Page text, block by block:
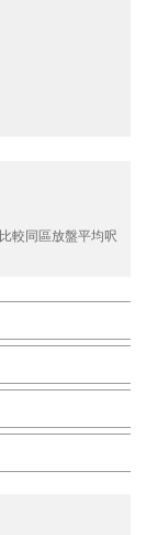
比較同區放盤平均呎